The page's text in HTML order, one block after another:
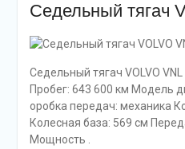
Седельный тягач
Седельный тягач VOLVO
Пробег: 643 600 км Модель
оробка передач: механика
Колесная база: 569 см
Мощность .